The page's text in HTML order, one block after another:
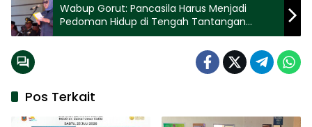
Wabup Gorut: Pancasila Harus Menjadi
Pedoman Hidup di Tengah Tantangan
Global
Pos Terkait